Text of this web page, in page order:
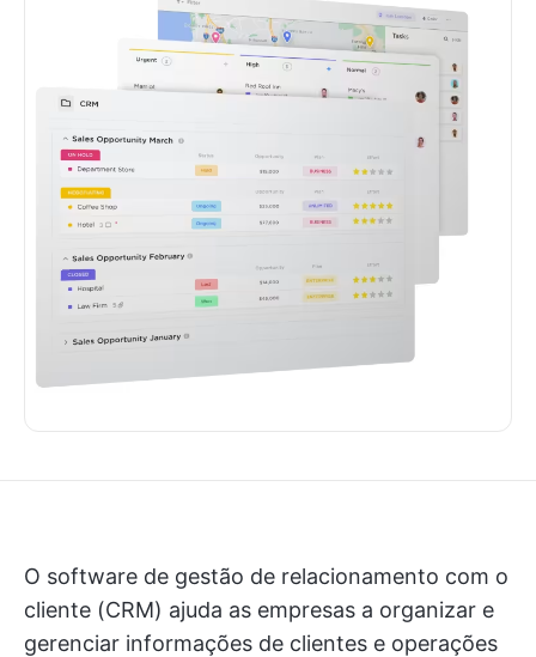
O software de gestão de relacionamento com o
cliente (CRM) ajuda as empresas a organizar e
gerenciar informações de clientes e operações